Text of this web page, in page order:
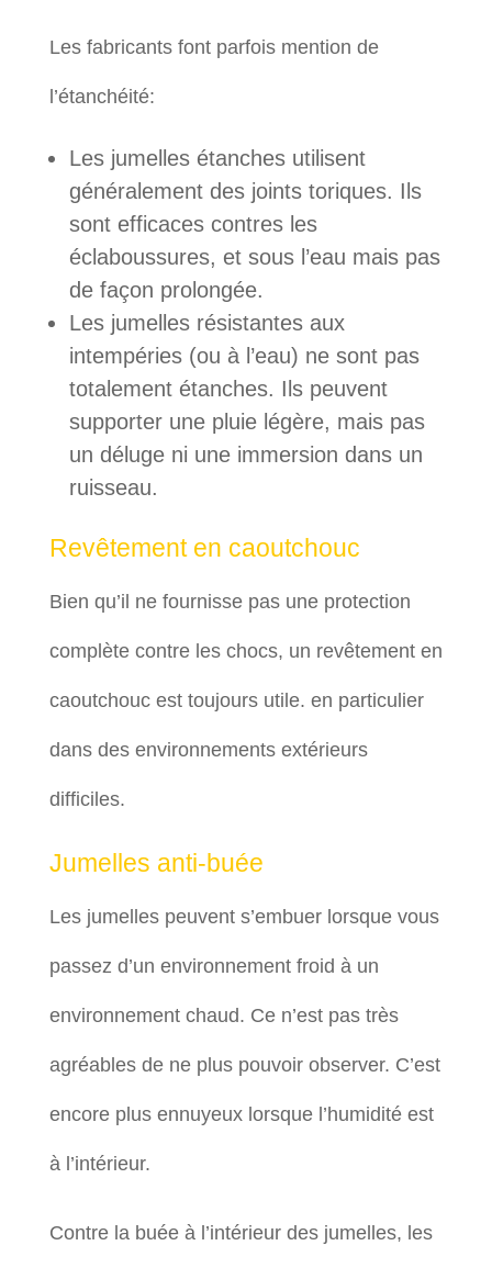
Les fabricants font parfois mention de
l’étanchéité:
Les jumelles étanches utilisent
généralement des joints toriques. Ils
sont efficaces contres les
éclaboussures, et sous l’eau mais pas
de façon prolongée.
Les jumelles résistantes aux
intempéries (ou à l’eau) ne sont pas
totalement étanches. Ils peuvent
supporter une pluie légère, mais pas
un déluge ni une immersion dans un
ruisseau.
Revêtement en caoutchouc
Bien qu’il ne fournisse pas une protection
complète contre les chocs, un revêtement en
caoutchouc est toujours utile. en particulier
dans des environnements extérieurs
difficiles.
Jumelles anti-buée
Les jumelles peuvent s’embuer lorsque vous
passez d’un environnement froid à un
environnement chaud. Ce n’est pas très
agréables de ne plus pouvoir observer. C’est
encore plus ennuyeux lorsque l’humidité est
à l’intérieur.
Contre la buée à l’intérieur des jumelles, les